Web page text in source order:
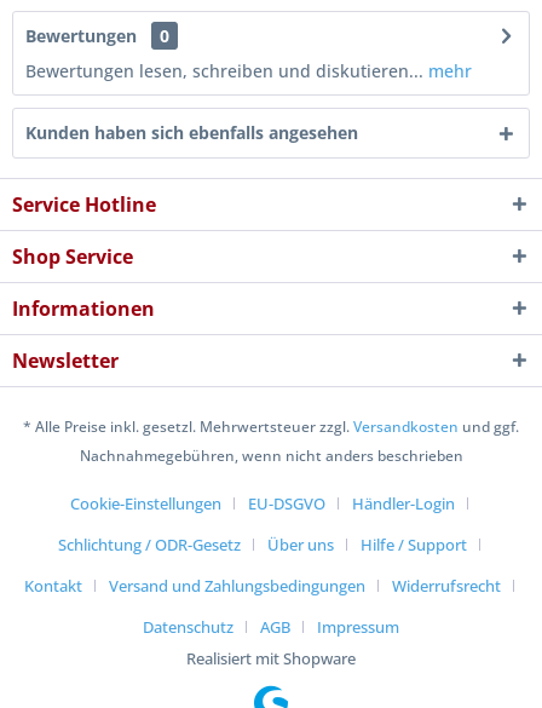
Bewertungen
0
Bewertungen lesen, schreiben und diskutieren... mehr
Kunden haben sich ebenfalls angesehen
Service Hotline
Shop Service
Informationen
Newsletter
* Alle Preise inkl. gesetzl. Mehrwertsteuer zzgl.Versandkosten und ggf.
Nachnahmegebühren, wenn nicht anders beschrieben
Cookie-Einstellungen EU-DSGVO
Händler-Login
Schlichtung / ODR-Gesetz
Über uns
Hilfe / Support
Kontakt
Versand und Zahlungsbedingungen
Widerrufsrecht
Datenschutz
AGB
Impressum
Realisiert mit Shopware